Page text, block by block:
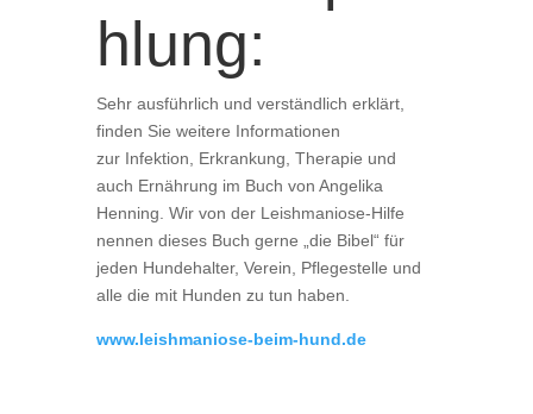
hlung:
Sehr ausführlich und verständlich erklärt,
finden Sie weitere Informationen
zur Infektion, Erkrankung, Therapie und
auch Ernährung im Buch von Angelika
Henning. Wir von der Leishmaniose-Hilfe
nennen dieses Buch gerne „die Bibel“ für
jeden Hundehalter, Verein, Pflegestelle und
alle die mit Hunden zu tun haben.
www.leishmaniose-beim-hund.de